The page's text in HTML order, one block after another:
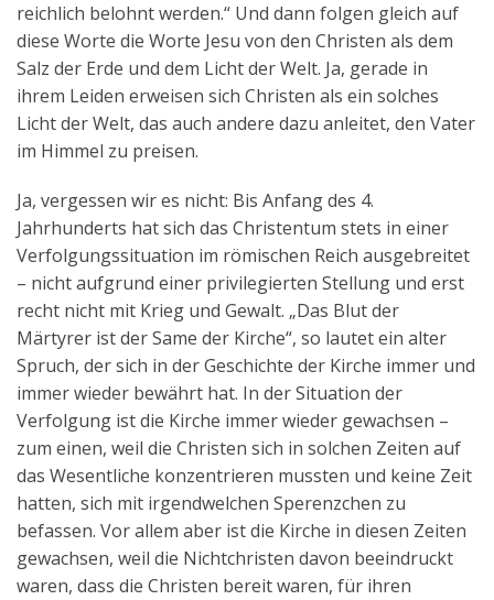
reichlich belohnt werden.“ Und dann folgen gleich auf
diese Worte die Worte Jesu von den Christen als dem
Salz der Erde und dem Licht der Welt. Ja, gerade in
ihrem Leiden erweisen sich Christen als ein solches
Licht der Welt, das auch andere dazu anleitet, den Vater
im Himmel zu preisen.
Ja, vergessen wir es nicht: Bis Anfang des 4.
Jahrhunderts hat sich das Christentum stets in einer
Verfolgungssituation im römischen Reich ausgebreitet
– nicht aufgrund einer privilegierten Stellung und erst
recht nicht mit Krieg und Gewalt. „Das Blut der
Märtyrer ist der Same der Kirche“, so lautet ein alter
Spruch, der sich in der Geschichte der Kirche immer und
immer wieder bewährt hat. In der Situation der
Verfolgung ist die Kirche immer wieder gewachsen –
zum einen, weil die Christen sich in solchen Zeiten auf
das Wesentliche konzentrieren mussten und keine Zeit
hatten, sich mit irgendwelchen Sperenzchen zu
befassen. Vor allem aber ist die Kirche in diesen Zeiten
gewachsen, weil die Nichtchristen davon beeindruckt
waren, dass die Christen bereit waren, für ihren